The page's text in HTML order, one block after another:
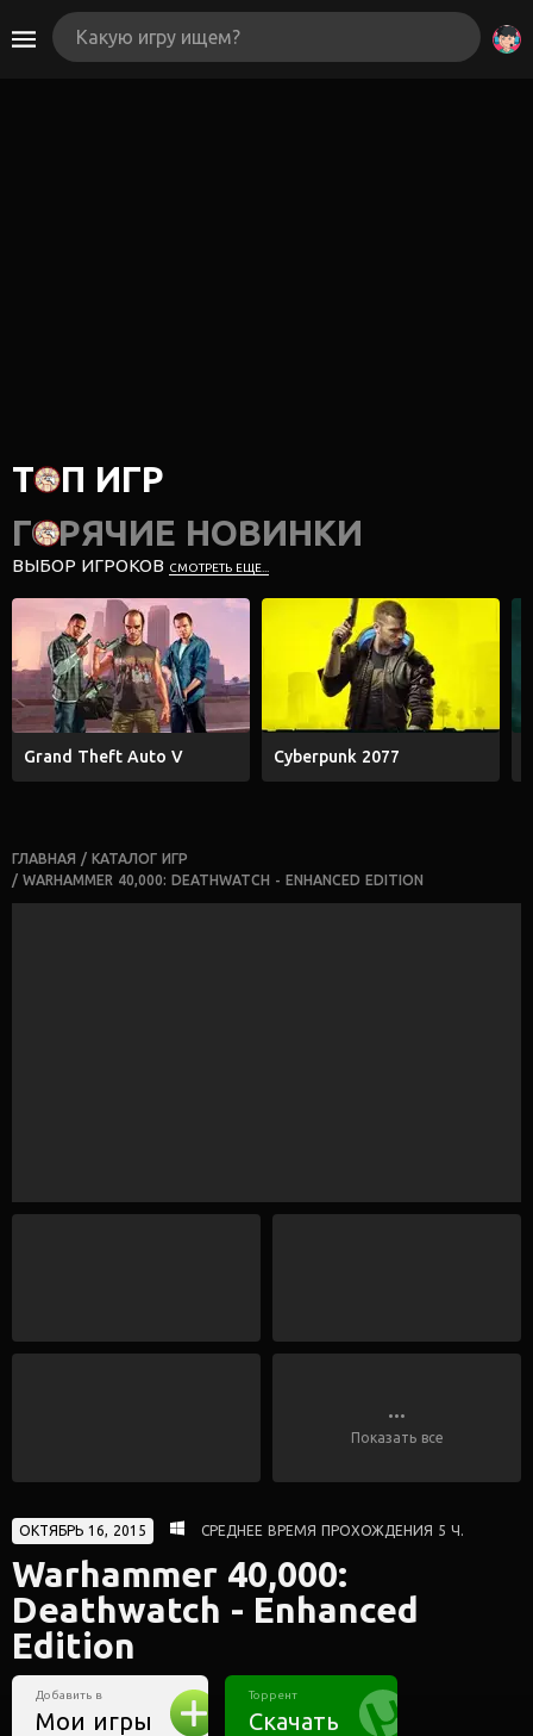
ТОП ИГР
ГОРЯЧИЕ НОВИНКИ
ВЫБОР ИГРОКОВ СМОТРЕТЬ ЕЩЕ...
Grand Theft Auto V Cyberpunk 2077
ГЛАВНАЯ / КАТАЛОГ ИГР
/ WARHAMMER 40,000: DEATHWATCH - ENHANCED EDITION
...
Показать все
ОКТЯБРЬ 16, 2015 СРЕДНЕЕ ВРЕМЯ ПРОХОЖДЕНИЯ 5 Ч.
Warhammer 40,000:
Deathwatch - Enhanced
Edition
Добавить в
Мои игры
Торрент
Скачать